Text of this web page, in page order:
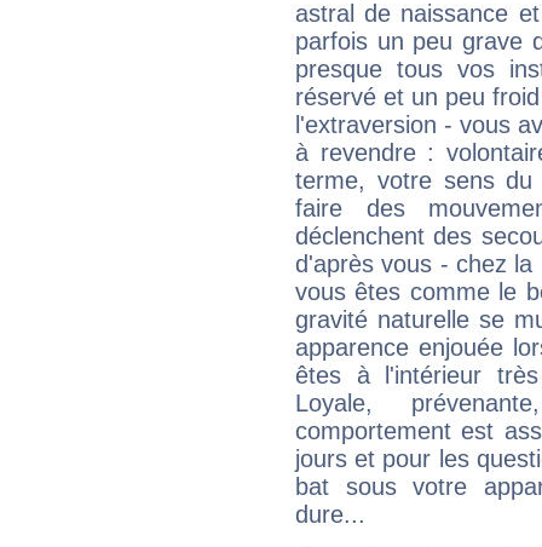
astral de naissance
parfois un peu grave
presque tous vos
réservé et un peu
l'extraversion - vous
à revendre :
terme, votre sens
faire des
déclenchent des
d'après vous - chez
vous êtes comme le
gravité naturelle se
apparence enjouée
êtes à l'intérieur
Loyale,
comportement est
jours et pour les
bat sous votre
dure...